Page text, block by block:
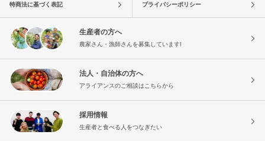
特商法に基づく表記 プライバシーポリシー
生産者の方へ
農家さん・漁師さんを募集しています!
法人・自治体の方へ
アライアンスのご相談はこちらから
採用情報
生産者と食べる人をつなぎたい